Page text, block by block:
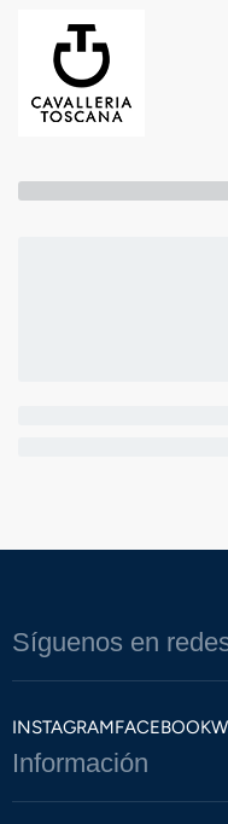
Síguenos en
INSTAGRAMFACEBOOK
Información